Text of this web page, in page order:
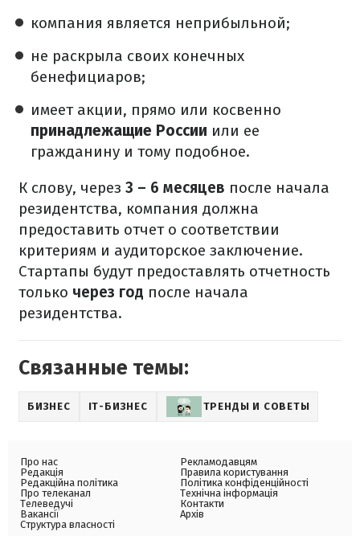
компания является неприбыльной;
не раскрыла своих конечных
бенефициаров;
имеет акции, прямо или косвенно
принадлежащие России или ее
гражданину и тому подобное.
К слову, через 3 – 6 месяцев после начала
резидентства, компания должна
предоставить отчет о соответствии
критериям и аудиторское заключение.
Стартапы будут предоставлять отчетность
только через год после начала
резидентства.
Связанные темы:
БИЗНЕС IT-БИЗНЕС ТРЕНДЫ И СОВЕТЫ
Про нас
Редакція
Редакційна політика
Про телеканал
Телеведучі
Вакансії
Структура власності
Рекламодавцям
Правила користування
Політика конфіденційності
Технічна інформація
Контакти
Архів